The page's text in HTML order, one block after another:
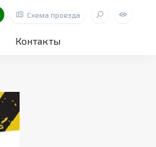
Схема проезда
Контакты